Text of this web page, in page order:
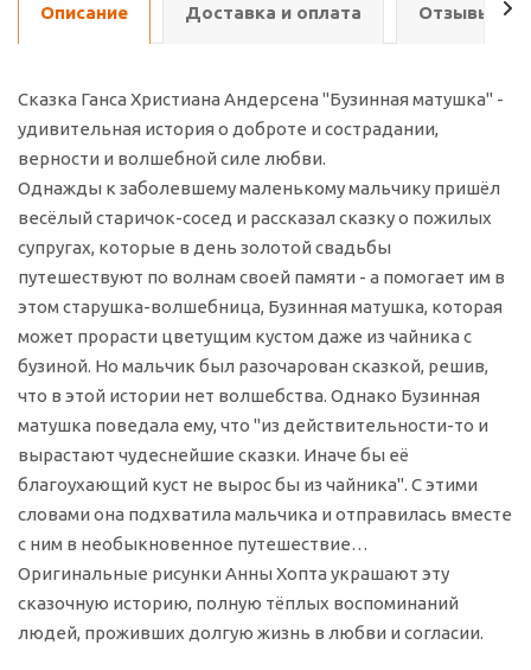
Описание Доставка и оплата Отзывы о
Сказка Ганса Христиана Андерсена "Бузинная матушка" -
удивительная история о доброте и сострадании,
верности и волшебной силе любви.
Однажды к заболевшему маленькому мальчику пришёл
весёлый старичок-сосед и рассказал сказку о пожилых
супругах, которые в день золотой свадьбы
путешествуют по волнам своей памяти - а помогает им в
этом старушка-волшебница, Бузинная матушка, которая
может прорасти цветущим кустом даже из чайника с
бузиной. Но мальчик был разочарован сказкой, решив,
что в этой истории нет волшебства. Однако Бузинная
матушка поведала ему, что "из действительности-то и
вырастают чудеснейшие сказки. Иначе бы её
благоухающий куст не вырос бы из чайника". С этими
словами она подхватила мальчика и отправилась вместе
с ним в необыкновенное путешествие…
Оригинальные рисунки Анны Хопта украшают эту
сказочную историю, полную тёплых воспоминаний
людей, проживших долгую жизнь в любви и согласии.